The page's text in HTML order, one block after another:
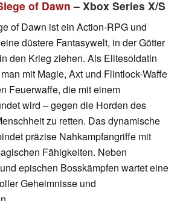
of Dawn – Xbox Series X/S
of Dawn ist ein Action-RPG und
düstere Fantasywelt, in der Götter
den Krieg ziehen. Als Elitesoldatin
mit Magie, Axt und Flintlock-Waffe
Feuerwaffe, die mit einem
wird – gegen die Horden des
zu retten. Das dynamische
präzise Nahkampfangriffe mit
Fähigkeiten. Neben
epischen Bosskämpfen wartet eine
Geheimnisse und